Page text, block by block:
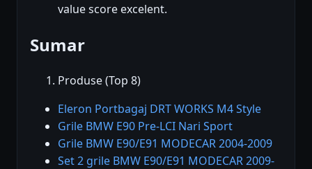
value score excelent.
Sumar
Produse (Top 8)
Eleron Portbagaj DRT WORKS M4 Style
Grile BMW E90 Pre-LCI Nari Sport
Grile BMW E90/E91 MODECAR 2004-2009
Set 2 grile BMW E90/E91 MODECAR 2009-